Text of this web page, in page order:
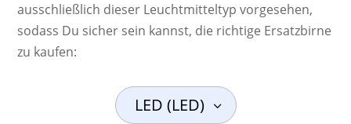
ausschließlich dieser Leuchtmitteltyp vorgesehen,
sodass Du sicher sein kannst, die richtige Ersatzbirne
zu kaufen:
LED (LED)